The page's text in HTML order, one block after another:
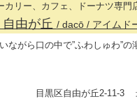
カリー、カフェ、ドーナツ専門
自由が丘/ dacō/ アイムド
ながら口の中で”ふわしゅわ”
目黒区自由が丘2-11-3